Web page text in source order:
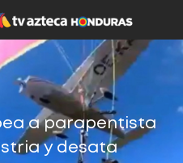
a parapentista
y desata